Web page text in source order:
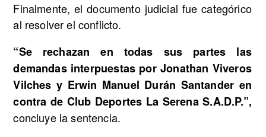
Finalmente, el documento judicial fue categórico
al resolver el conflicto.
“Se rechazan en todas sus partes las
demandas interpuestas por Jonathan Viveros
Vilches y Erwin Manuel Durán Santander en
contra de Club Deportes La Serena S.A.D.P.”,
concluye la sentencia.